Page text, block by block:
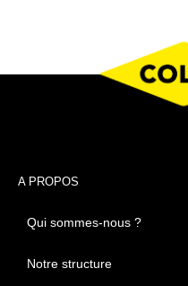
A PROPOS
Qui sommes-nous ?
Notre structure